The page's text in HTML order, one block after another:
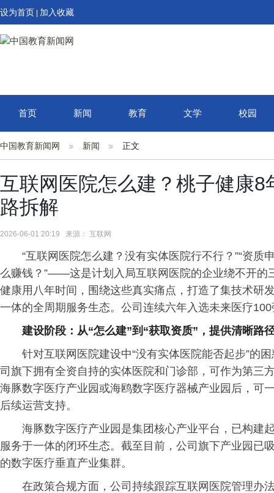
设为首页 加入收藏
首页 新闻 教育 文学 校园
中国教育新闻网 新闻 正文
互联网医院怎么建？桃子健康
路拆解
2026-06-01 20:19 来源： 互联网
“互联网医院怎么建？没有实体医院行不行？”“资质
么赚钱？”——这是计划入局互联网医院的企业绕不开的
健康用八年时间，围绕这些真实痛点，打造了集技术研
一体的全周期服务生态。公司连续六年入选未来医疗
建设阶段：从“怎么建”到“获取资质”，提供清晰路
针对互联网医院建设中“没有实体医院能否起步”的
司旗下拥有全资自持的实体医院和门诊部，可作为第三
海豚数字医疗产业园或海鸥数字医疗器械产业园后，可
后续运营支持。
海豚数字医疗产业园是集团核心产业平台，已构建
服务于一体的闭环生态。截至目前，公司旗下产业园已
的数字医疗垂直产业集群。
在政策合规方面，公司持续跟踪互联网医院管理办